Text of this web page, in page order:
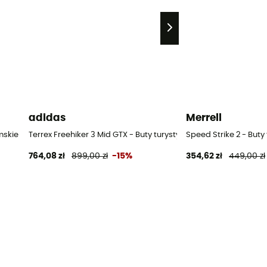
adidas
Terrex Freehiker 3 Mid GTX - Buty turystyczne damskie
764,08 zł 899,00 zł -15%
Merrell
Speed Strike 2 -
354,62 zł 449,00 zł